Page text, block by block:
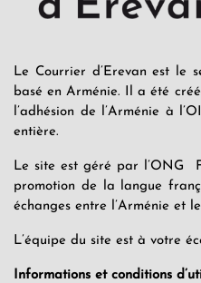
Le Courrier d’Erevan est le
basé en Arménie. Il a été
l’adhésion de l’Arménie à
entière.
Le site est géré par l’ONG
promotion de la langue
échanges entre l’Arménie et
L’équipe du site est à votre
Informations et conditions